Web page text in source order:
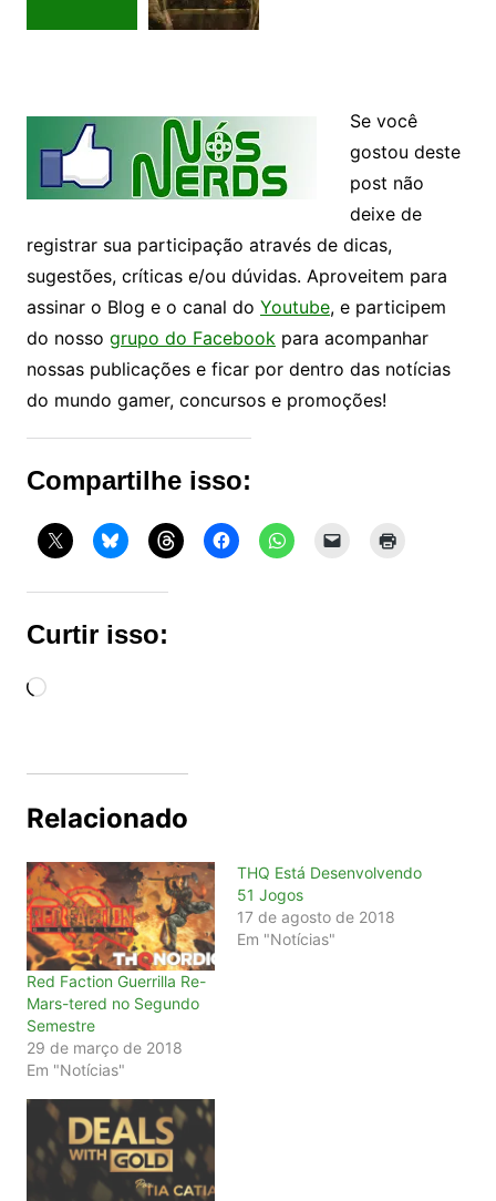
Se você
gostou deste
post não
deixe de
registrar sua participação através de dicas,
sugestões, críticas e/ou dúvidas. Aproveitem para
assinar o Blog e o canal do Youtube, e participem
do nosso grupo do Facebookpara acompanhar
nossas publicações e ficar por dentro das notícias
do mundo gamer, concursos e promoções!
Compartilhe isso:
Curtir isso:
Carregando...
Relacionado
Red Faction Guerrilla Re-
Mars-tered no Segundo
Semestre
29 de março de 2018
Em "Notícias"
THQ Está Desenvolvendo
51 Jogos
17 de agosto de 2018
Em "Notícias"